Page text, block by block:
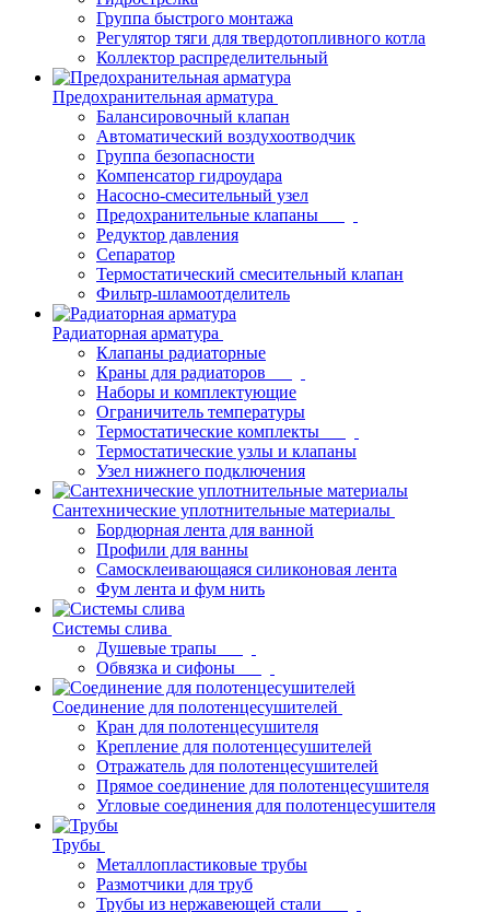
Группа быстрого монтажа
Регулятор тяги для твердотопливного котла
Коллектор распределительный
Предохранительная арматура
Балансировочный клапан
Автоматический воздухоотводчик
Группа безопасности
Компенсатор гидроудара
Насосно-смесительный узел
Предохранительные клапаны
Редуктор давления
Сепаратор
Термостатический смесительный клапан
Фильтр-шламоотделитель
Радиаторная арматура
Клапаны радиаторные
Краны для радиаторов
Наборы и комплектующие
Ограничитель температуры
Термостатические комплекты
Термостатические узлы и клапаны
Узел нижнего подключения
Сантехнические уплотнительные материалы
Бордюрная лента для ванной
Профили для ванны
Самосклеивающаяся силиконовая лента
Фум лента и фум нить
Системы слива
Душевые трапы
Обвязка и сифоны
Соединение для полотенцесушителей
Кран для полотенцесушителя
Крепление для полотенцесушителей
Отражатель для полотенцесушителей
Прямое соединение для полотенцесушителя
Угловые соединения для полотенцесушителя
Трубы
Металлопластиковые трубы
Размотчики для труб
Трубы из нержавеющей стали